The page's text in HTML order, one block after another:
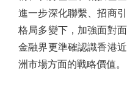
進一步深化聯繫、招商
格局多變下，加強面對
金融界更準確認識香港
洲市場方面的戰略價值。